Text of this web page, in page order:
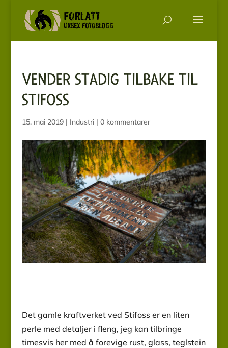
VENDER STADIG TILBAKE TIL
STIFOSS
15. mai 2019| Industri| 0 kommentarer
Det gamle kraftverket ved Stifoss er en liten
perle med detaljer i fleng, jeg kan tilbringe
timesvis her med å forevige rust, glass, teglstein